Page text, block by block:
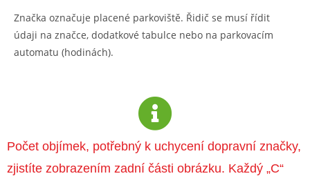
Značka označuje placené parkoviště. Řidič se musí řídit
údaji na značce, dodatkové tabulce nebo na parkovacím
automatu (hodinách).
Počet objímek, potřebný k uchycení dopravní značky,
zjistíte zobrazením zadní části obrázku. Každý „C“